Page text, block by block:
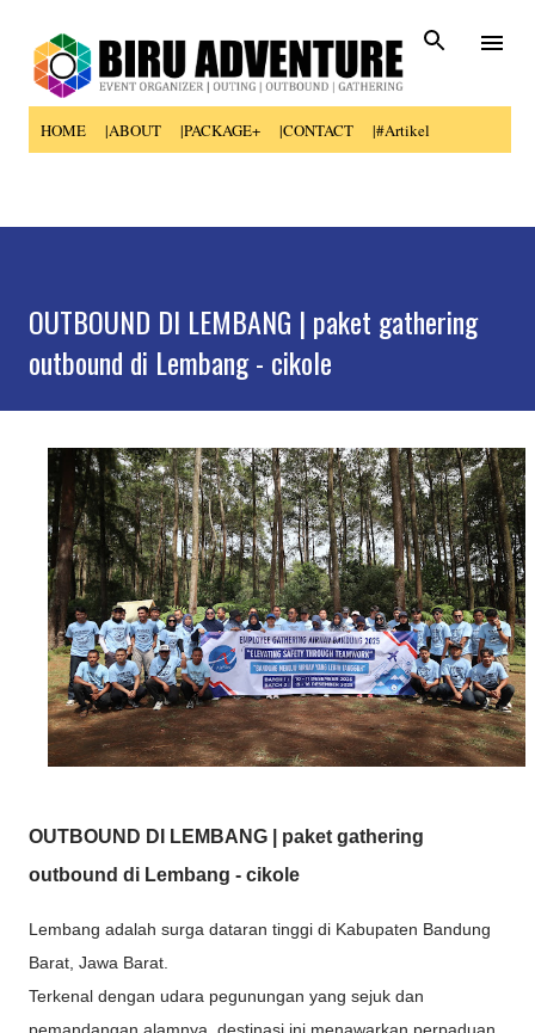
HOME |ABOUT |PACKAGE+ |CONTACT |#Artikel
OUTBOUND DI LEMBANG | paket gathering
outbound di Lembang - cikole
OUTBOUND DI LEMBANG | paket gathering
outbound di Lembang - cikole
Lembang adalah surga dataran tinggi di Kabupaten Bandung
Barat, Jawa Barat.
Terkenal dengan udara pegunungan yang sejuk dan